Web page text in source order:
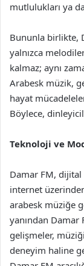
mutlulukları ya da
Bununla birlikte,
yalnızca
kalmaz; aynı
Arabesk müzik,
hayat
Böylece,
Teknoloji ve
Damar FM, dijital
internet
arabesk müziğe
yanından Damar
gelişmeler,
deneyim haline